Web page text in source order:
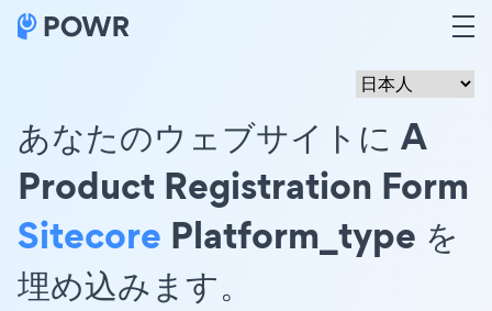
あなたのウェブサイトに A
Product Registration Form
Sitecore Platform_type を
埋め込みます。